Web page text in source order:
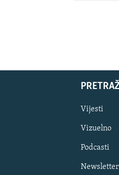
Vijesti
Vizuelno
Podcasti